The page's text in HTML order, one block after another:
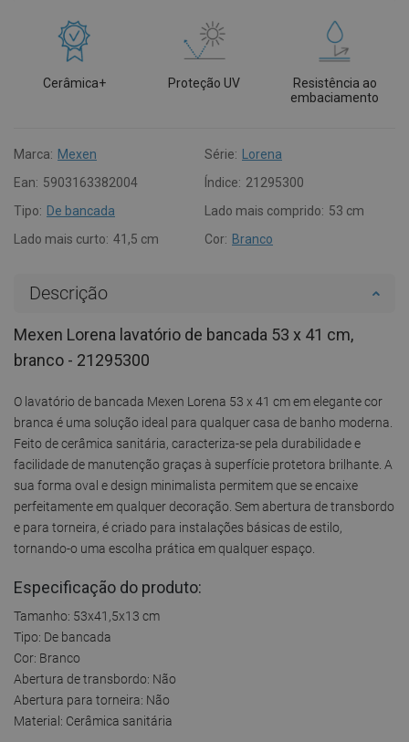
Cerâmica+ Proteção UV
Resistência ao
embaciamento
Marca: Mexen Série:
Lorena
Ean: 5903163382004 Índice: 21295300
Tipo: De bancada Lado mais comprido: 53 cm
Lado mais curto: 41,5 cm Cor: Branco
Descrição
Mexen Lorena lavatório de bancada 53 x 41 cm,
branco - 21295300
O lavatório de bancada Mexen Lorena 53 x 41 cm em elegante cor
branca é uma solução ideal para qualquer casa de banho moderna.
Feito de cerâmica sanitária, caracteriza-se pela durabilidade e
facilidade de manutenção graças à superfície protetora brilhante. A
sua forma oval e design minimalista permitem que se encaixe
perfeitamente em qualquer decoração. Sem abertura de transbordo
e para torneira, é criado para instalações básicas de estilo,
tornando-o uma escolha prática em qualquer espaço.
Especificação do produto:
Tamanho: 53x41,5x13 cm
Tipo: De bancada
Cor: Branco
Abertura de transbordo: Não
Abertura para torneira: Não
Material: Cerâmica sanitária